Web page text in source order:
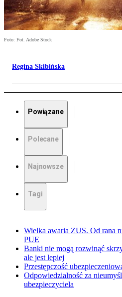
Foto: Fot. Adobe Stock
Regina Skibińska
Powiązane
Polecane
Najnowsze
Tagi
Wielka awaria ZUS. Od rana
PUE
Banki nie mogą rozwinąć
ale jest lepiej
Przestępczość
Odpowiedzialność za
ubezpieczyciela